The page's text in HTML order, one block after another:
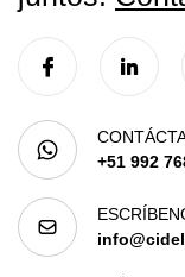
+51 992